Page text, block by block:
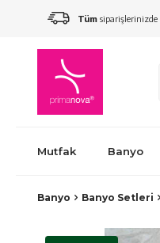
Tüm siparişlerinizde
Mutfak Banyo
Banyo Banyo Setleri